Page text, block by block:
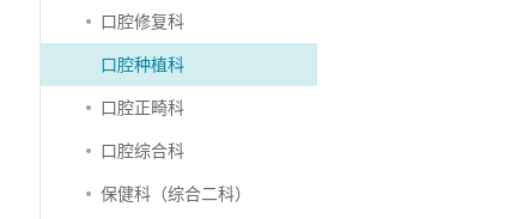
口腔修复科
口腔种植科
口腔正畸科
口腔综合科
保健科（综合二科）